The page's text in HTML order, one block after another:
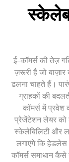
ई-कॉमर्स की तेज़
ज़रूरी है जो
ढलना चाहते हैं।
ग्राहकों की
कॉमर्स में प्रवेश
प्रेजेंटेशन लेयर को
स्केलेबिलिटी और
लगाएंगे कि
कॉमर्स समाधान